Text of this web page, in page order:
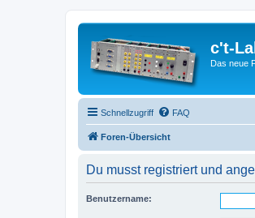
c't-
Das neue
Schnellzugriff FAQ
Foren-Übersicht
Du musst registriert und
Benutzername: